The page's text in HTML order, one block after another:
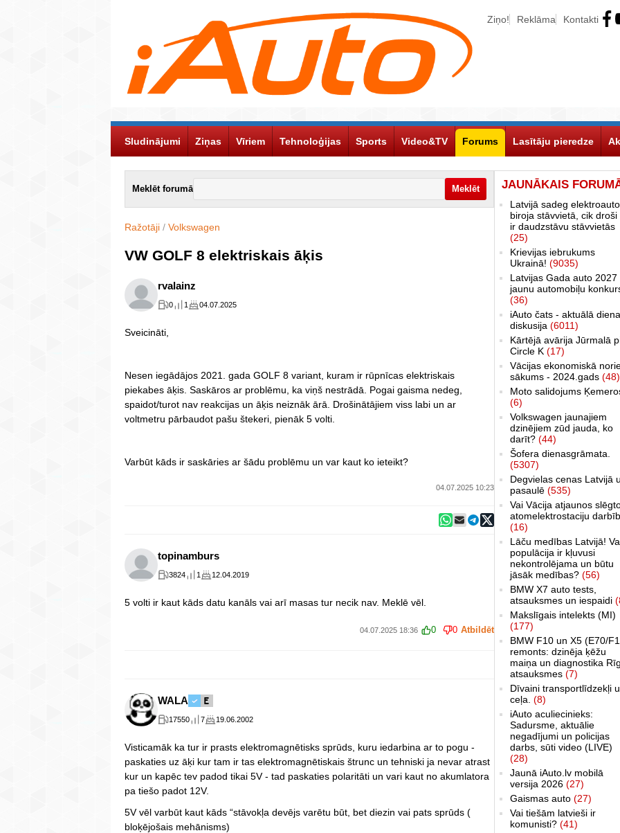
Ziņo! Reklāma Kontakti
Sludinājumi Ziņas Vīriem Tehnoloģijas Sports Video&TV Forums Lasītāju pieredze
Meklēt forumā
Ražotāji / Volkswagen
VW GOLF 8 elektriskais āķis
rvalainz
0 1 04.07.2025
Sveicināti,
Nesen iegādājos 2021. gada GOLF 8 variant, kuram ir rūpnīcas elektriskais
piekabes āķis. Saskāros ar problēmu, ka viņš nestrādā. Pogai gaisma nedeg,
spaidot/turot nav reakcijas un āķis neiznāk ārā. Drošinātājiem viss labi un ar
voltmetru pārbaudot pašu štekeri, pienāk 5 volti.
Varbūt kāds ir saskāries ar šādu problēmu un var kaut ko ieteikt?
04.07.2025 10:23
topinamburs
3824 1 12.04.2019
5 volti ir kaut kāds datu kanāls vai arī masas tur necik nav. Meklē vēl.
04.07.2025 18:36 0 0 Atbildēt
WALA
17550 7 19.06.2002
Visticamāk ka tur ir prasts elektromagnētisks sprūds, kuru iedarbina ar to pogu -
paskaties uz āķi kur tam ir tas elektromagnētiskais štrunc un tehniski ja nevar atrast
kur un kapēc tev padod tikai 5V - tad paskaties polaritāti un vari kaut no akumlatora
pa tiešo padot 12V.
5V vēl varbūt kaut kāds “stāvokļa devējs varētu būt, bet diezin vai pats sprūds (
bloķējošais mehānisms)
JAUNĀKAIS
Latvijā sadeg elektroauto
biroja stāvvietā, cik droši
ir daudzstāvu stāvvietās
(25)
Krievijas iebrukums
Ukrainā! (9035)
Latvijas Gada auto 2027
jaunu automobiļu
(36)
iAuto čats - aktuālā
diskusija (6011)
Kārtējā avārija Jūrmalā
Circle K (17)
Vācijas ekonomiskā
sākums - 2024.gads (48)
Moto salidojums
(6)
Volkswagen jaunajiem
dzinējiem zūd jauda, ko
darīt? (44)
Šofera dienasgrāmata.
(5307)
Degvielas cenas Latvijā
pasaulē (535)
Vai Vācija atjaunos
atomelektrostaciju
(16)
Lāču medības Latvijā!
populācija ir kļuvusi
nekontrolējama un būtu
jāsāk medības? (56)
BMW X7 auto tests,
atsauksmes un iespaidi
Makslīgais intelekts (MI)
(177)
BMW F10 un X5 (E70/
remonts: dzinēja ķēžu
maiņa un diagnostika
atsauksmes (7)
Dīvaini transportlīdzekļi
ceļa. (8)
iAuto aculiecinieks:
Sadursme, aktuālie
negadījumi un policijas
darbs, sūti video (LIVE)
(28)
Jaunā iAuto.lv mobilā
versija 2026 (27)
Gaismas auto (27)
Vai tiešām latvieši ir
komunisti? (41)